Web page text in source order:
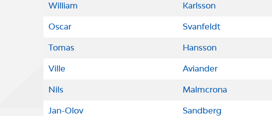
William Karlsson
Oscar Svanfeldt
Tomas Hansson
Ville Aviander
Nils Malmcrona
Jan-Olov Sandberg